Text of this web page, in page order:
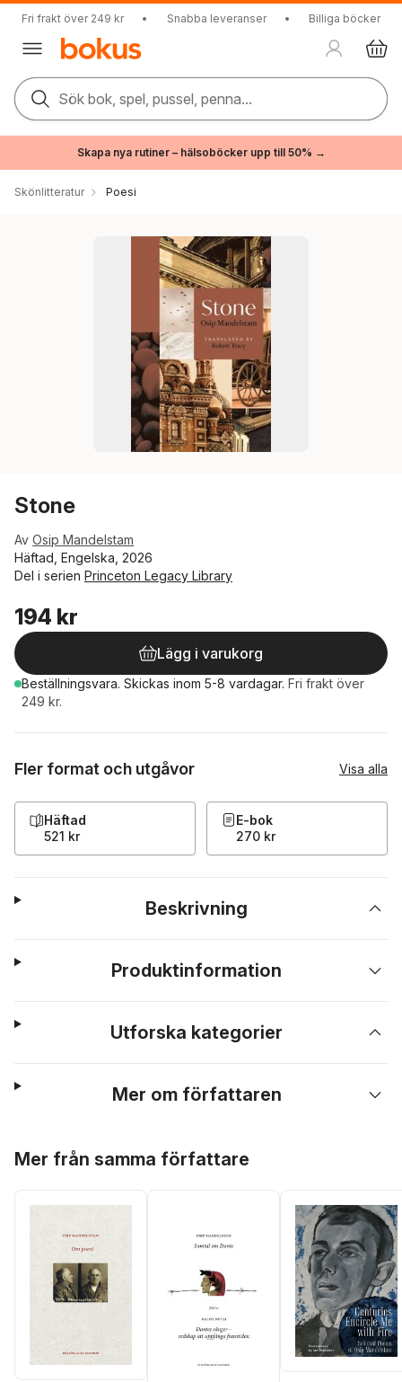
Fri frakt över 249 kr • Snabba leveranser • Billiga böcker
Sök bok, spel, pussel, penna...
Skapa nya rutiner – hälsoböcker upp till 50% →
Skönlitteratur Poesi
Stone
Av Osip Mandelstam
Häftad, Engelska, 2026
Del i serien Princeton Legacy Library
194 kr
Lägg i varukorg
Beställningsvara. Skickas inom 5-8 vardagar. Fri frakt över
249 kr.
Fler format och utgåvor Visa alla
Häftad
521 kr
E-bok
270 kr
Beskrivning
Produktinformation
Utforska kategorier
Mer om författaren
Mer från samma författare